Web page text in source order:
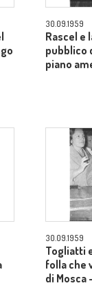
30.09.1959
Rascel e
pubblico
piano
30.09.1959
Togliatti
folla che
di Mosca